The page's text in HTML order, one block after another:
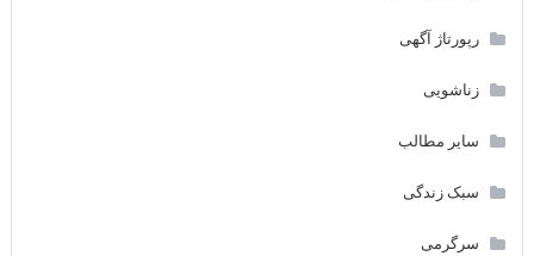
رپورتاژ آگهی
زناشویی
سایر مطالب
سبک زندگی
سرگرمی